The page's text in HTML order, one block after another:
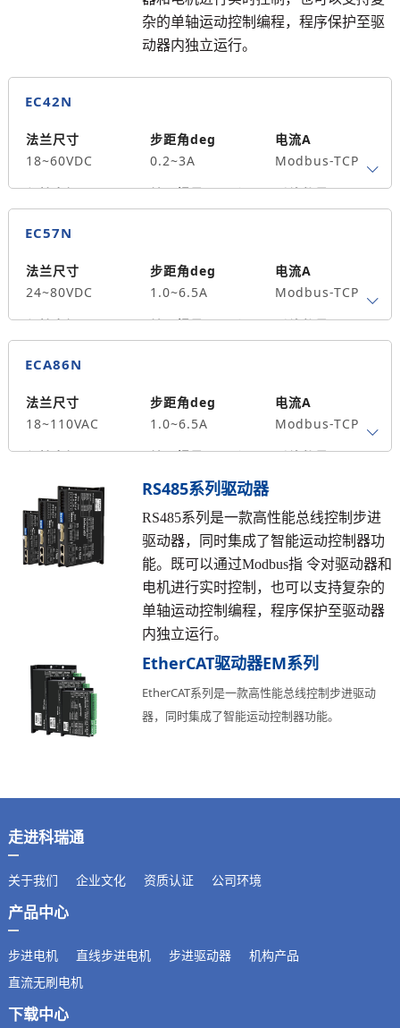
杂的单轴运动控制编程，程序保护至驱
动器内独立运行。
EC42N
法兰尺寸
18~60VDC
步距角deg
0.2~3A
电流A
Modbus-TCP
保持力矩N.m
20、28、35、42
系列电机
转子惯量g.cm²
139*140*34
引线数量
出轴方式 马达长度mm 重量kg
EC57N
法兰尺寸
24~80VDC
步距角deg
1.0~6.5A
电流A
Modbus-TCP
保持力矩N.m
57、60系列电机
转子惯量g.cm²
139*140*34
引线数量
重量kg
ECA86N
法兰尺寸
18~110VAC
步距角deg
1.0~6.5A
电流A
Modbus-TCP
保持力矩N.m
机
转子惯量g.cm²
139*140*34
引线数量
轴径
出轴方式 马达长度mm 重量kg
RS485系列驱动器
RS485系列是一款高性能总线控制步进
驱动器，同时集成了智能运动控制器功
能。既可以通过Modbus指 令对驱动器和
电机进行实时控制，也可以支持复杂的
单轴运动控制编程，程序保护至驱动器
内独立运行。
EtherCAT驱动器EM系列
EtherCAT系列是一款高性能总线控制步进驱动
器，同时集成了智能运动控制器功能。
走进科瑞通
关于我们 企业文化 资质认证 公司环境
产品中心
步进电机 直线步进电机 步进驱动器
机构产品
直流无刷电机
下载中心